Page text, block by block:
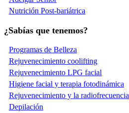
Nutrición Post-bariátrica
¿Sabías que tenemos?
Programas de Belleza
Rejuvenecimiento coolifting
Rejuvenecimiento LPG facial
Higiene facial y terapia fotodinámica
Rejuvenecimiento y la radiofrecuencia
Depilación